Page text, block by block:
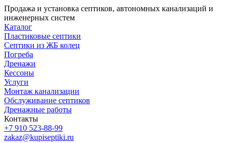
Продажа и установка септиков, автономных канализаций и
инженерных систем
Каталог
Пластиковые септики
Септики из ЖБ колец
Погреба
Дренажи
Кессоны
Услуги
Монтаж канализации
Обслуживание септиков
Дренажные работы
Контакты
+7 910 523-88-99
zakaz@kupiseptiki.ru